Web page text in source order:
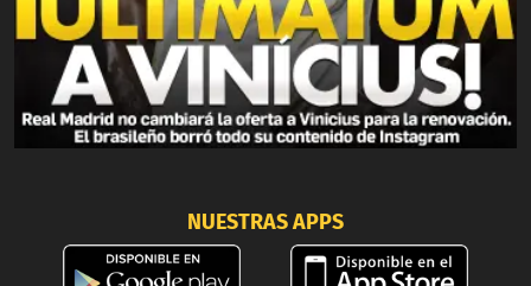
NUESTRAS APPS